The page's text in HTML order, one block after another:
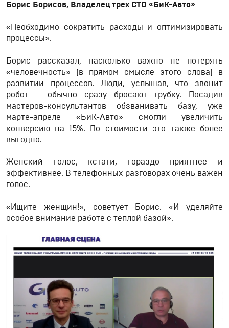
Борис Борисов, Владелец трех СТО «БиК-Авто»
«Необходимо сократить расходы и оптимизировать
процессы».
Борис рассказал, насколько важно не потерять
«человечность» (в прямом смысле этого слова) в
развитии процессов. Люди, услышав, что звонит
робот – обычно сразу бросают трубку. Посадив
мастеров-консультантов обзванивать базу, уже
марте-апреле «БиК-Авто» смогли увеличить
конверсию на 15%. По стоимости это также более
выгодно.
Женский голос, кстати, гораздо приятнее и
эффективнее. В телефонных разговорах очень важен
голос.
«Ищите женщин!», советует Борис. «И уделяйте
особое внимание работе с теплой базой».